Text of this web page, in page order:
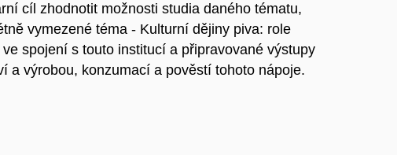
cíl zhodnotit možnosti studia daného tématu,
vymezené téma - Kulturní dějiny piva: role
spojení s touto institucí a připravované výstupy
a výrobou, konzumací a pověstí tohoto nápoje.